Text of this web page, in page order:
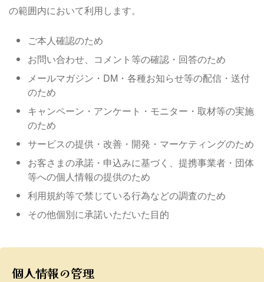
の範囲内において利用します。
ご本人確認のため
お問い合わせ、コメント等の確認・回答のため
メールマガジン・DM・各種お知らせ等の配信・送付
のため
キャンペーン・アンケート・モニター・取材等の実施
のため
サービスの提供・改善・開発・マーケティングのため
お客さまの承諾・申込みに基づく、提携事業者・団体
等への個人情報の提供のため
利用規約等で禁じている行為などの調査のため
その他個別に承諾いただいた目的
個人情報の管理